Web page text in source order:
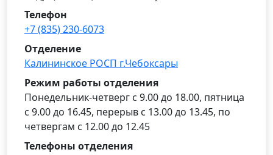
Телефон
+7 (835) 230-6073
Отделение
Калининское РОСП г.Чебоксары
Режим работы отделения
Понедельник-четверг с 9.00 до 18.00, пятница
с 9.00 до 16.45, перерыв с 13.00 до 13.45, по
четвергам с 12.00 до 12.45
Телефоны отделения